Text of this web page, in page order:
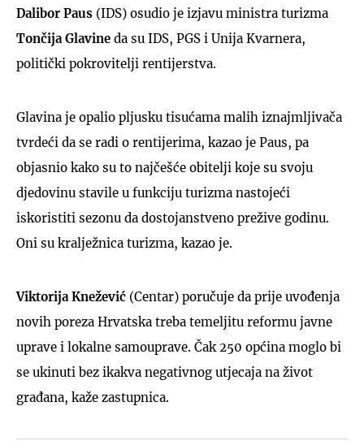
Dalibor Paus (IDS) osudio je izjavu ministra turizma
Tončija Glavine da su IDS, PGS i Unija Kvarnera,
politički pokrovitelji rentijerstva.
Glavina je opalio pljusku tisućama malih iznajmljivača
tvrdeći da se radi o rentijerima, kazao je Paus, pa
objasnio kako su to najčešće obitelji koje su svoju
djedovinu stavile u funkciju turizma nastojeći
iskoristiti sezonu da dostojanstveno prežive godinu.
Oni su kralježnica turizma, kazao je.
Viktorija Knežević (Centar) poručuje da prije uvođenja
novih poreza Hrvatska treba temeljitu reformu javne
uprave i lokalne samouprave. Čak 250 općina moglo bi
se ukinuti bez ikakva negativnog utjecaja na život
građana, kaže zastupnica.